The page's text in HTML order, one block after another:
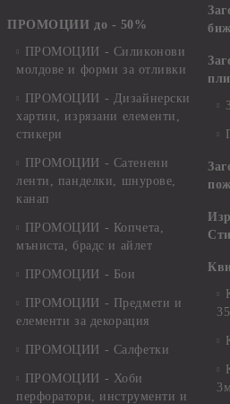
ПРОМОЦИИ до - 50%
ПРОМОЦИИ - Силиконови
молдове и форми за отливки
ПРОМОЦИИ - Дизайнерски
хартии, изрязани елементи,
стикери
ПРОМОЦИИ - Сатенени
ленти, панделки, шнурове,
канап
ПРОМОЦИИ - Копчета,
мъниста, брадс и айлет
ПРОМОЦИИ - Бои
ПРОМОЦИИ - Предмети и
елементи за декорация
ПРОМОЦИИ - Салфетки
ПРОМОЦИИ - Хоби
перфоратори, инструменти и